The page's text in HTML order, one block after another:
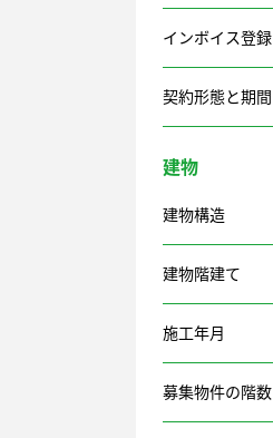
インボイス登録
契約形態と期間
建物
建物構造
建物階建て
施工年月
募集物件の階数